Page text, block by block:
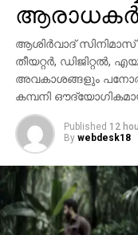
കമ്പനി
Published 12
By webdesk18